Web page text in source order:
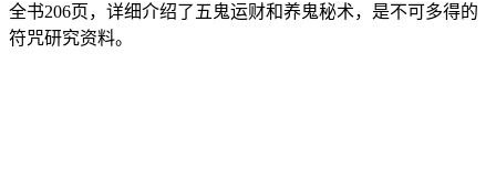
全书206页，详细介绍了五鬼运财和养鬼秘术，是不可多得的
符咒研究资料。